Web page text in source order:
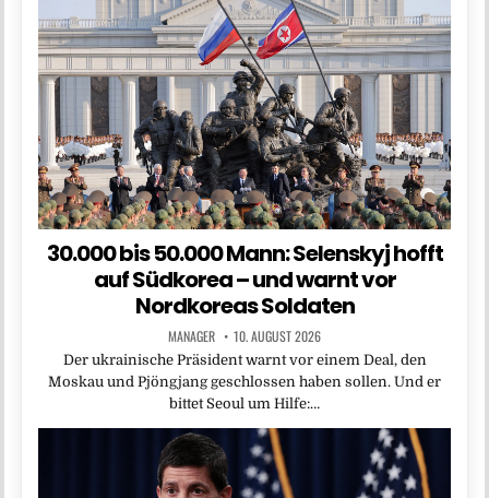
30.000 bis 50.000 Mann: Selenskyj hofft
auf Südkorea – und warnt vor
Nordkoreas Soldaten
MANAGER 10. AUGUST 2026
Der ukrainische Präsident warnt vor einem Deal, den
Moskau und Pjöngjang geschlossen haben sollen. Und er
bittet Seoul um Hilfe:…